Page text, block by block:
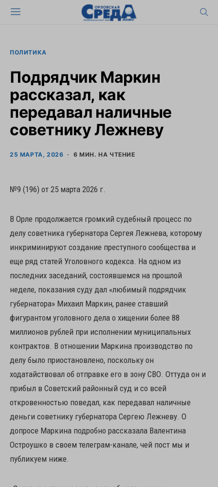
ПОЛИТИКА
Подрядчик Маркин
рассказал, как
передавал наличные
советнику Лежневу
25 МАРТА, 2026 6 МИН. НА ЧТЕНИЕ
№9 (196) от 25 марта 2026 г.
В Орле продолжается громкий судебный процесс по
делу советника губернатора Сергея Лежнева, которому
инкриминируют создание преступного сообщества и
еще ряд статей Уголовного кодекса. На одном из
последних заседаний, состоявшемся на прошлой
неделе, показания суду дал «любимый подрядчик
губернатора» Михаил Маркин, ранее ставший
фигурантом уголовного дела о хищении более 88
миллионов рублей при исполнении муниципальных
контрактов. В отношении Маркина производство по
делу было приостановлено, поскольку он
ходатайствовал об отправке его в зону СВО. Оттуда он и
прибыл в Советский районный суд и со всей
откровенностью поведал, как передавал наличные
деньги советнику губернатора Сергею Лежневу. О
допросе Маркина подробно рассказала Валентина
Остроушко в своем телеграм-канале, чей пост мы и
публикуем ниже.